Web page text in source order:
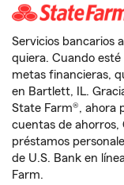
Servicios bancarios
quiera. Cuando
metas financieras,
en Bartlett, IL.
State Farm®, ahora
cuentas de ahorros,
préstamos
de U.S. Bank en
Farm.